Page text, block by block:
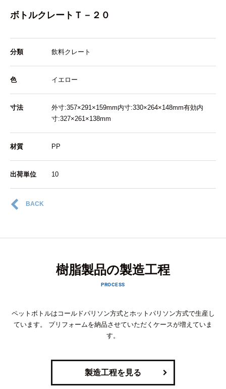
ボトルクレートＴ－２０
分類 飲料クレート
色 イエロー
寸法
外寸:357×291×159mm内寸:330×264×148mm有効内
寸:327×261×138mm
材質 PP
出荷単位 10
BACK
樹脂製品の製造工程
PROCESS
ペットボトルはコールドパリソン方式とホットパリソン方式で生産し
ています。
プリフォームを納品させていただくケースが増えていま
す。
製造工程を見る